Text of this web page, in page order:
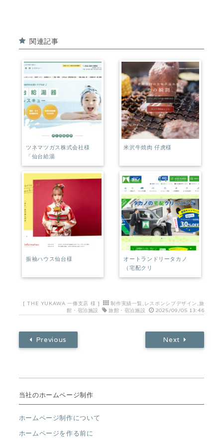
b
o
o
k
r
e
st
関連記事
ツネマツガス株式会社様
「仙台給湯
米沢牛焼肉 仔虎様
振袖ハウス仙台様
オートランドリータカノ
（宅配クリ
[THE YUKAWA 一條支店 様 ] 制作実績一覧 , レスポンシブデザイン ,旅
館・宿泊施設
旅館・宿泊施設 2025/09/05 13:46
Previous Next
当社のホームページ制作
ホームページ制作について
ホームページを作る前に